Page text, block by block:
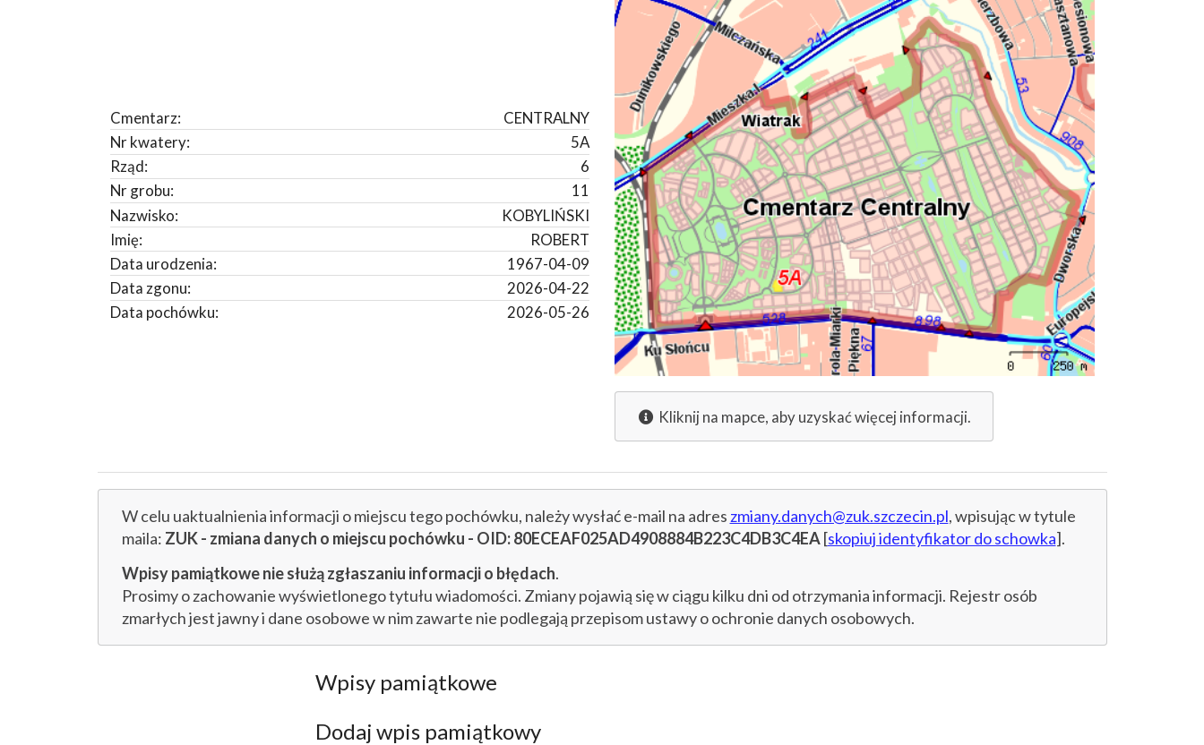
CENTRALNY
Cmentarz:
5A
Nr kwatery:
6
Rząd:
11
Nr grobu:
KOBYLIŃSKI
Nazwisko:
ROBERT
Imię:
1967-04-09
Data urodzenia:
2026-04-22
Data zgonu:
2026-05-26
Data pochówku:
Kliknij na mapce, aby uzyskać więcej informacji.
W celu uaktualnienia informacji o miejscu tego pochówku, należy wysłać e-mail na adres zmiany.danych@zuk.szczecin.pl, wpisując w tytule
maila: ZUK - zmiana danych o miejscu pochówku - OID: 80ECEAF025AD4908884B223C4DB3C4EA[skopiuj identyfikator do schowka].
Wpisy pamiątkowe nie służą zgłaszaniu informacji o błędach.
Prosimy o zachowanie wyświetlonego tytułu wiadomości. Zmiany pojawią się w ciągu kilku dni od otrzymania informacji. Rejestr osób
zmarłych jest jawny i dane osobowe w nim zawarte nie podlegają przepisom ustawy o ochronie danych osobowych.
Wpisy pamiątkowe
Dodaj wpis pamiątkowy